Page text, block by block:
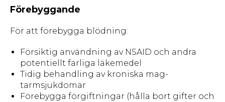
Förebyggande
För att förebygga blödning:
Försiktig användning av NSAID och andra
potentiellt farliga läkemedel
Tidig behandling av kroniska mag-
tarmsjukdomar
Förebygga förgiftningar (hålla bort gifter och